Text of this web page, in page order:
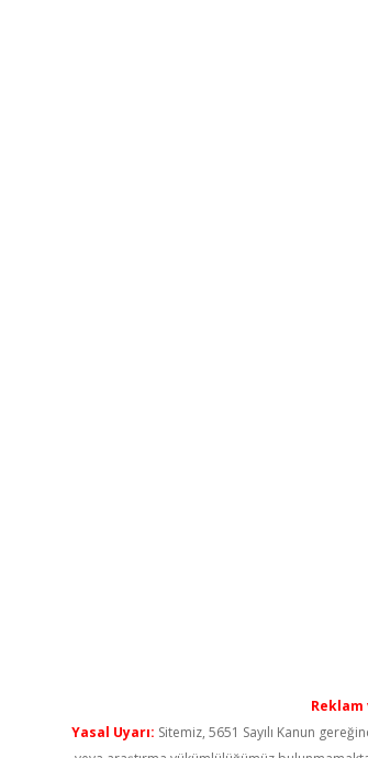
Yasal Uyarı: Sitemiz, 5651 Sayılı Kanun